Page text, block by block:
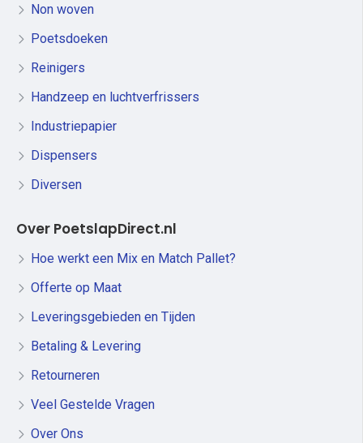
Non woven
Poetsdoeken
Reinigers
Handzeep en luchtverfrissers
Industriepapier
Dispensers
Diversen
Over PoetslapDirect.nl
Hoe werkt een Mix en Match Pallet?
Offerte op Maat
Leveringsgebieden en Tijden
Betaling & Levering
Retourneren
Veel Gestelde Vragen
Over Ons